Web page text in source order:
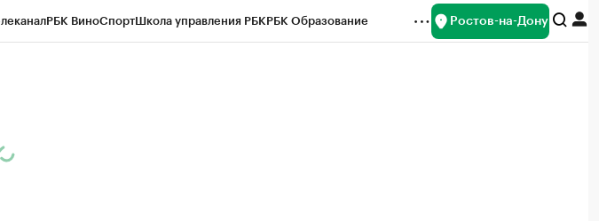
РБК ВиноСпортШкола управления РБКРБК Образование Ростов-на-Дону